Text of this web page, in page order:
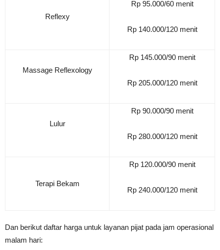
Reflexy
Rp 95.000/60 menit
Rp 140.000/120 menit
Massage Reflexology
Rp 145.000/90 menit
Rp 205.000/120 menit
Lulur
Rp 90.000/90 menit
Rp 280.000/120 menit
Terapi Bekam
Rp 120.000/90 menit
Rp 240.000/120 menit
Dan berikut daftar harga untuk layanan pijat pada jam operasional
malam hari: